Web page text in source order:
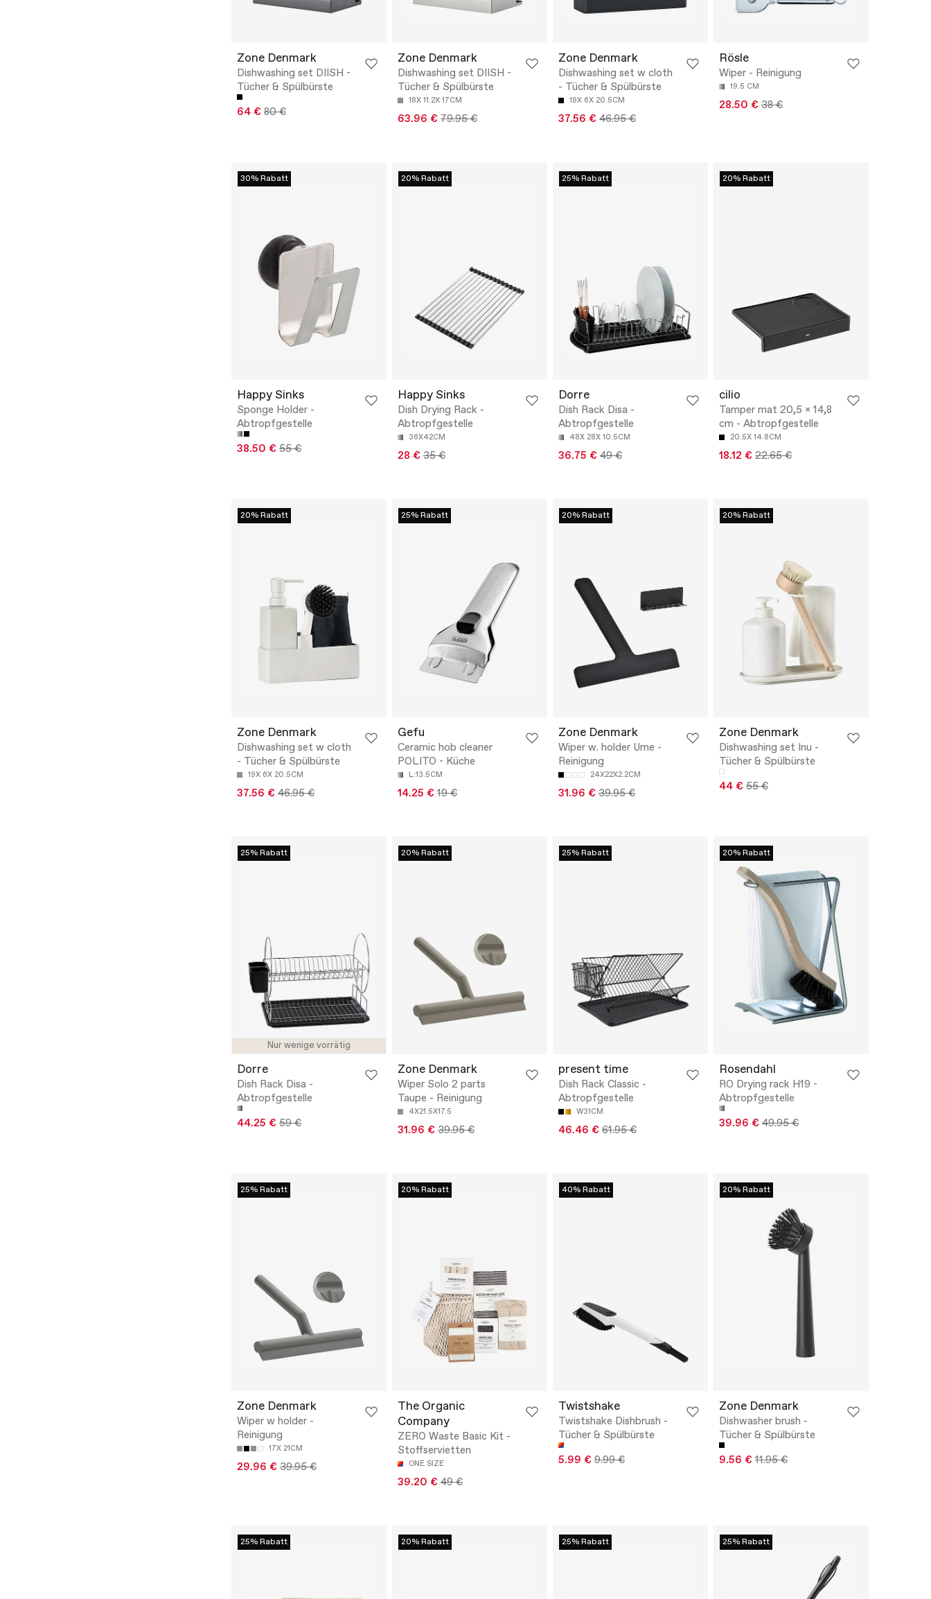
Zone Denmark
Dishwashing set DIISH -
Tücher & Spülbürste
64 € 80 €
Zone Denmark
Dishwashing set DIISH -
Tücher & Spülbürste
18X 11.2X 17CM
63.96 € 79.95 €
Zone Denmark
Dishwashing set w cloth
- Tücher & Spülbürste
19X 6X 20.5CM
37.56 € 46.95 €
Rösle
Wiper - Reinigung
19.5 CM
28.50 € 38 €
30% Rabatt
Happy Sinks
Sponge Holder -
Abtropfgestelle
38.50 € 55 €
20% Rabatt
Happy Sinks
Dish Drying Rack -
Abtropfgestelle
36X42CM
28 € 35 €
25% Rabatt
Dorre
Dish Rack Disa -
Abtropfgestelle
48X 28X 10.5CM
36.75 € 49 €
20% Rabatt
cilio
Tamper mat 20,5 x 14,8
cm - Abtropfgestelle
20.5X 14.8CM
18.12 € 22.65 €
20% Rabatt
Zone Denmark
Dishwashing set w cloth
- Tücher & Spülbürste
19X 6X 20.5CM
37.56 € 46.95 €
25% Rabatt
Gefu
Ceramic hob cleaner
POLITO - Küche
L:13.5CM
14.25 € 19 €
20% Rabatt
Zone Denmark
Wiper w. holder Ume -
Reinigung
24X22X2.2CM
31.96 € 39.95 €
20% Rabatt
Zone Denmark
Dishwashing set Inu -
Tücher & Spülbürste
44 € 55 €
Nur wenige vorrätig
25% Rabatt
Dorre
Dish Rack Disa -
Abtropfgestelle
44.25 € 59 €
20% Rabatt
Zone Denmark
Wiper Solo 2 parts
Taupe - Reinigung
4X21.5X17.5
31.96 € 39.95 €
25% Rabatt
present time
Dish Rack Classic -
Abtropfgestelle
W31CM
46.46 € 61.95 €
20% Rabatt
Rosendahl
RO Drying rack H19 -
Abtropfgestelle
39.96 € 49.95 €
25% Rabatt
Zone Denmark
Wiper w holder -
Reinigung
17X 21CM
29.96 € 39.95 €
20% Rabatt
The Organic
Company
ZERO Waste Basic Kit -
Stoffservietten
ONE SIZE
39.20 € 49 €
40% Rabatt
Twistshake
Twistshake Dishbrush -
Tücher & Spülbürste
5.99 € 9.99 €
20% Rabatt
Zone Denmark
Dishwasher brush -
Tücher & Spülbürste
9.56 € 11.95 €
25% Rabatt 20% Rabatt 25% Rabatt 25% Rabatt